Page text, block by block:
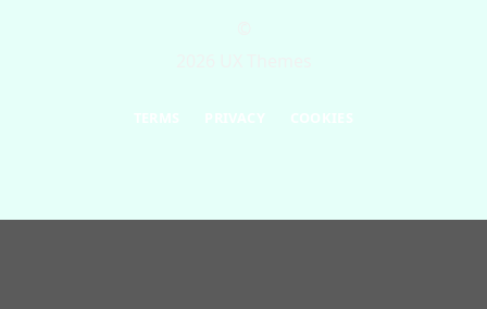
TERMS PRIVACY COOKIES